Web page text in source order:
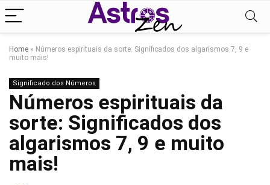
Home » Números espirituais da sorte: Significados dos algarismos 7, 9 e
muito mais!
Significado dos Números
Números espirituais da
sorte: Significados dos
algarismos 7, 9 e muito
mais!